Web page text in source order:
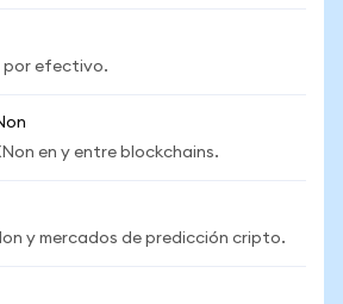
por efectivo.
en y entre blockchains.
y mercados de predicción cripto.